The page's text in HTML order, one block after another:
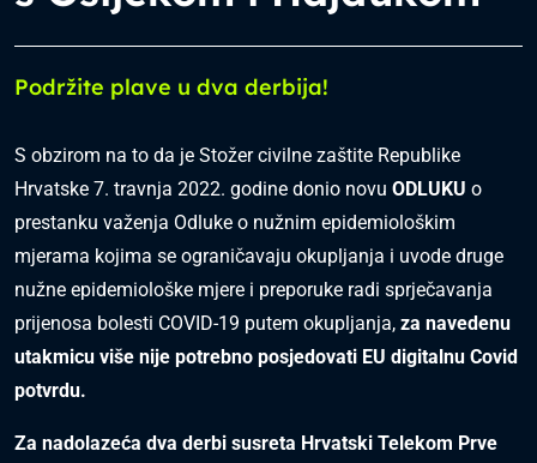
Podržite plave u dva derbija!
S obzirom na to da je Stožer civilne zaštite Republike
Hrvatske 7. travnja 2022. godine donio novu ODLUKU o
prestanku važenja Odluke o nužnim epidemiološkim
mjerama kojima se ograničavaju okupljanja i uvode druge
nužne epidemiološke mjere i preporuke radi sprječavanja
prijenosa bolesti COVID-19 putem okupljanja, za navedenu
utakmicu više nije potrebno posjedovati EU digitalnu Covid
potvrdu.
Za nadolazeća dva derbi susreta Hrvatski Telekom Prve